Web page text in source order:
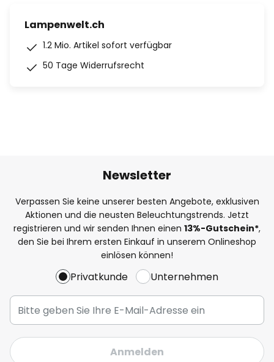
Lampenwelt.ch
1.2 Mio. Artikel sofort verfügbar
50 Tage Widerrufsrecht
Newsletter
Verpassen Sie keine unserer besten Angebote, exklusiven
Aktionen und die neusten Beleuchtungstrends. Jetzt
registrieren und wir senden Ihnen einen 13%-Gutschein*,
den Sie bei Ihrem ersten Einkauf in unserem Onlineshop
einlösen können!
Privatkunde Unternehmen
Anmelden